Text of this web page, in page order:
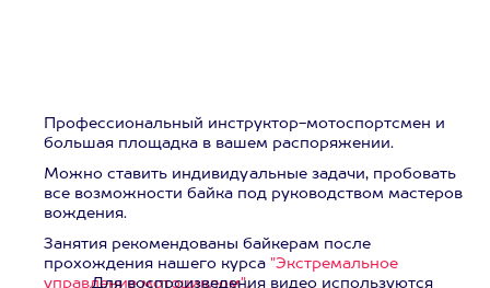
Профессиональный инструктор-мотоспортсмен и
большая площадка в вашем распоряжении.
Можно ставить индивидуальные задачи, пробовать
все возможности байка под руководством мастеров
вождения.
Занятия рекомендованы байкерам после
прохождения нашего курса "Экстремальное
управление мотоциклом".
Для воспроизведения видео используются